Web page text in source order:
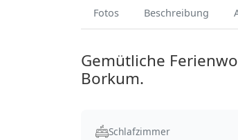
Fotos Beschreibung
Gemütliche
Borkum.
Schlafzimmer